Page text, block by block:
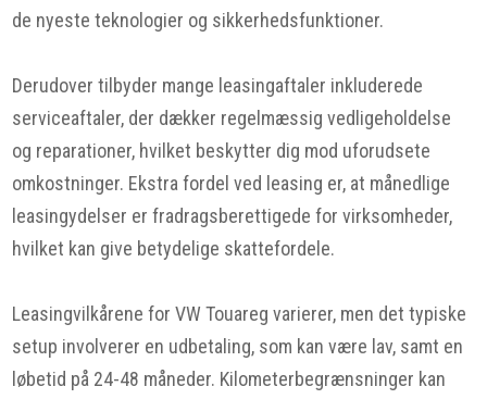
de nyeste teknologier og sikkerhedsfunktioner.
Derudover tilbyder mange leasingaftaler inkluderede
serviceaftaler, der dækker regelmæssig vedligeholdelse
og reparationer, hvilket beskytter dig mod uforudsete
omkostninger. Ekstra fordel ved leasing er, at månedlige
leasingydelser er fradragsberettigede for virksomheder,
hvilket kan give betydelige skattefordele.
Leasingvilkårene for VW Touareg varierer, men det typiske
setup involverer en udbetaling, som kan være lav, samt en
løbetid på 24-48 måneder. Kilometerbegrænsninger kan